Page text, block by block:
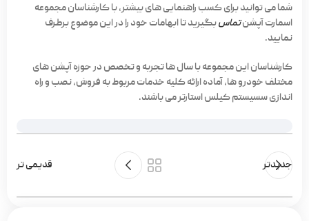
شما می توانید برای کسب راهنمایی های بیشتر، با کارشناسان مجموعه
اسمارت آپشنتماسبگیرید تا ابهامات خود را در این موضوع برطرف
نمایید.
کارشناسان این مجموعه با سال ها تجربه و تخصص در حوزه آپشن های
مختلف خودرو ها، آماده ارائه کلیه خدمات مربوط به فروش، نصب و راه
اندازی سسیستم کیلس استارتر می باشند.
جدیدتر قدیمی تر